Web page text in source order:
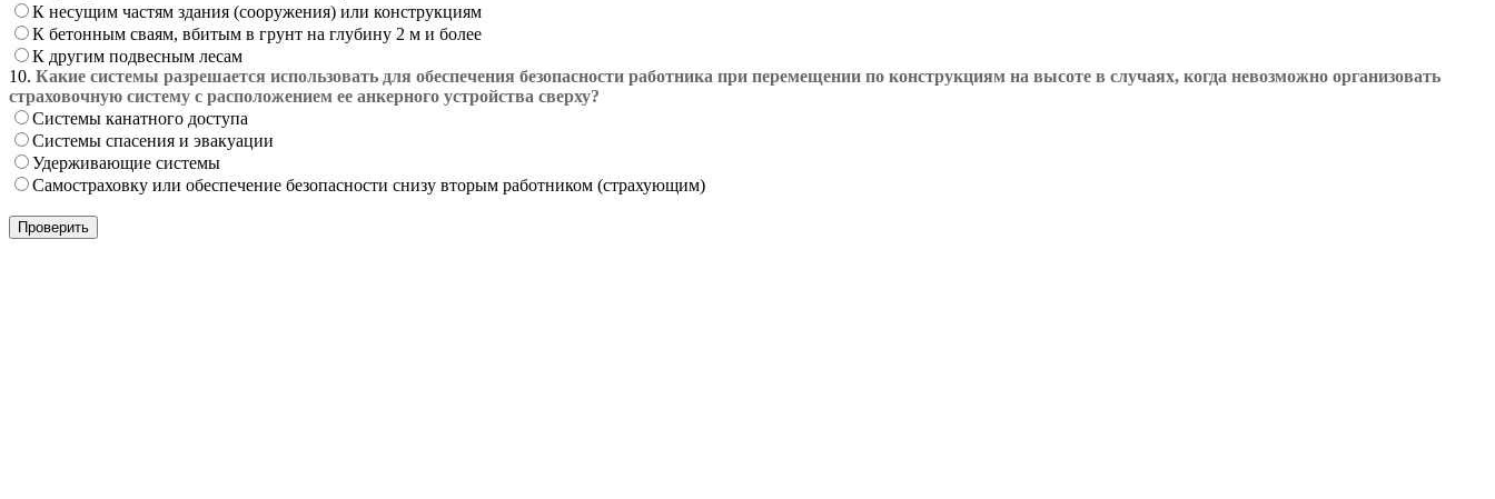
К несущим частям здания (сооружения) или конструкциям
К бетонным сваям, вбитым в грунт на глубину 2 м и более
К другим подвесным лесам
10. Какие системы разрешается использовать для обеспечения безопасности работника при перемещении по конструкциям на высоте в случаях, когда невозможно организовать
страховочную систему с расположением ее анкерного устройства сверху?
Системы канатного доступа
Системы спасения и эвакуации
Удерживающие системы
Самостраховку или обеспечение безопасности снизу вторым работником (страхующим)